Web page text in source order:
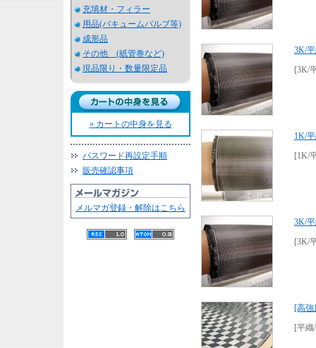
充填材・フィラー
用品(バキュームバルブ等)
成形品
その他 (紙管巻など)
現品限り・数量限定品
» カートの中身を見る
パスワード再設定手順
販売確認事項
メルマガ登録・解除はこちら
3K/
[3K/
1K/
[1K/
3K/
[3K/
[高強
[平織